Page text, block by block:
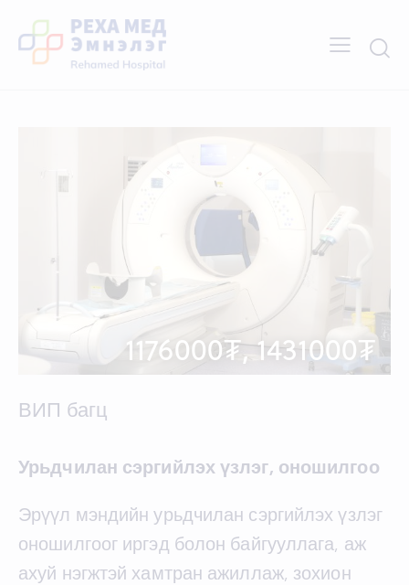
1176000₮, 1431000₮
ВИП багц
Урьдчилан сэргийлэх үзлэг, оношилгоо
Эрүүл мэндийн урьдчилан сэргийлэх үзлэг
оношилгоог иргэд болон байгууллага, аж
ахуй нэгжтэй хамтран ажиллаж, зохион